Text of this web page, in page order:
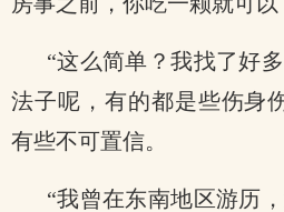
“这么简单？我找了好
法子呢，有的都是些伤身
有些不可置信。
“我曾在东南地区游历